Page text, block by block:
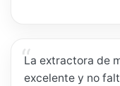
La extractora de
excelente y no